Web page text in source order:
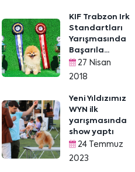
KIF Trabzon Irk
Standartları
Yarışmasında
Başarıla...
27 Nisan
2018
Yeni Yıldızımız
WYN ilk
yarışmasında
show yaptı
24 Temmuz
2023